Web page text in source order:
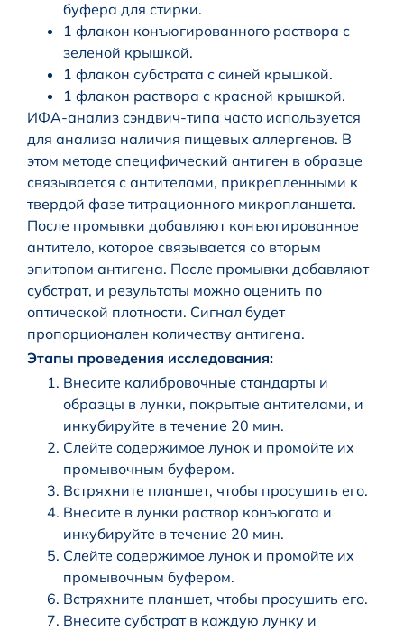
буфера для стирки.
1 флакон конъюгированного раствора с
зеленой крышкой.
1 флакон субстрата с синей крышкой.
1 флакон раствора с красной крышкой.
ИФА-анализ сэндвич-типа часто используется
для анализа наличия пищевых аллергенов. В
этом методе специфический антиген в образце
связывается с антителами, прикрепленными к
твердой фазе титрационного микропланшета.
После промывки добавляют конъюгированное
антитело, которое связывается со вторым
эпитопом антигена. После промывки добавляют
субстрат, и результаты можно оценить по
оптической плотности. Сигнал будет
пропорционален количеству антигена.
Этапы проведения исследования:
Внесите калибровочные стандарты и
образцы в лунки, покрытые антителами, и
инкубируйте в течение 20 мин.
Слейте содержимое лунок и промойте их
промывочным буфером.
Встряхните планшет, чтобы просушить его.
Внесите в лунки раствор конъюгата и
инкубируйте в течение 20 мин.
Слейте содержимое лунок и промойте их
промывочным буфером.
Встряхните планшет, чтобы просушить его.
Внесите субстрат в каждую лунку и